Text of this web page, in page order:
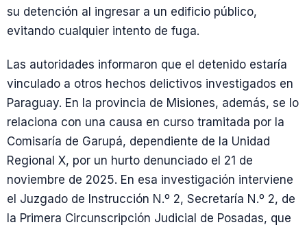
su detención al ingresar a un edificio público,
evitando cualquier intento de fuga.
Las autoridades informaron que el detenido estaría
vinculado a otros hechos delictivos investigados en
Paraguay. En la provincia de Misiones, además, se lo
relaciona con una causa en curso tramitada por la
Comisaría de Garupá, dependiente de la Unidad
Regional X, por un hurto denunciado el 21 de
noviembre de 2025. En esa investigación interviene
el Juzgado de Instrucción N.º 2, Secretaría N.º 2, de
la Primera Circunscripción Judicial de Posadas, que